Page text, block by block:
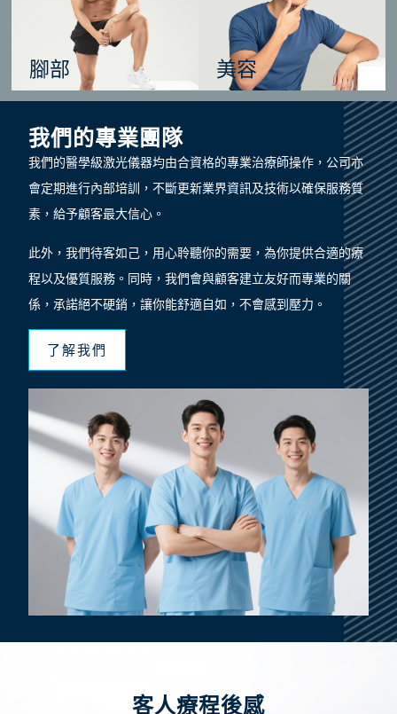
腳部 美容
我們的專業團隊
我們的醫學級激光儀器均由合資格的專業治療師操作，公司亦
會定期進行內部培訓，不斷更新業界資訊及技術以確保服務質
素，給予顧客最大信心。
此外，我們待客如己，用心聆聽你的需要，為你提供合適的療
程以及優質服務。同時，我們會與顧客建立友好而專業的關
係，承諾絕不硬銷，讓你能舒適自如，不會感到壓力。
了解我們
客人療程後感